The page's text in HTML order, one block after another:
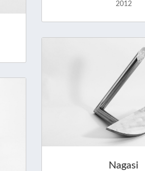
2012
Nagasi